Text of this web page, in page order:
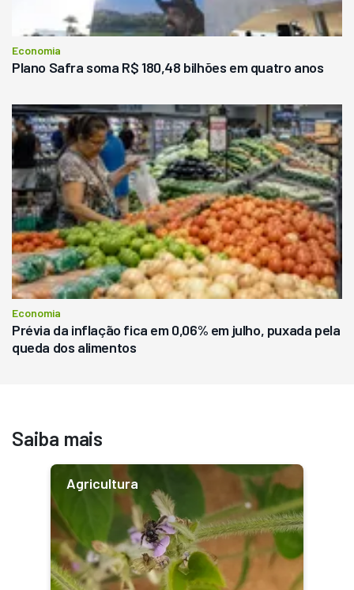
Economia
Plano Safra soma R$ 180,48 bilhões em quatro anos
Economia
Prévia da inflação fica em 0,06% em julho, puxada pela
queda dos alimentos
Saiba mais
Agricultura